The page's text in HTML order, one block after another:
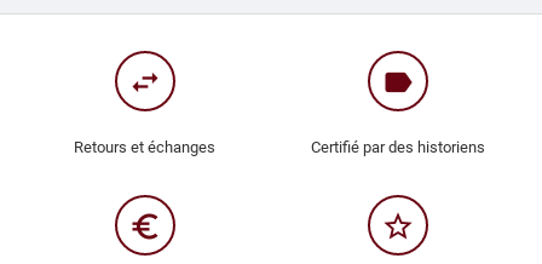
swap_horiz
Retours et échanges
label
Certifié par des historiens
euro_symbol star_border